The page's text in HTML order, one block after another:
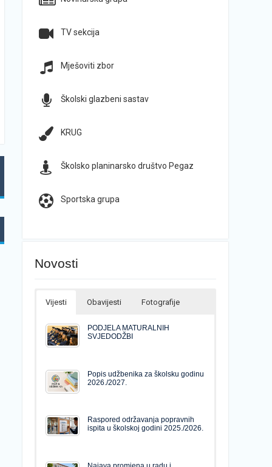
TV sekcija
Mješoviti zbor
Školski glazbeni sastav
KRUG
Školsko planinarsko društvo Pegaz
Sportska grupa
Novosti
Vijesti Obavijesti Fotografije
PODJELA MATURALNIH
SVJEDODŽBI
Popis udžbenika za školsku godinu
2026./2027.
Raspored održavanja popravnih
ispita u školskoj godini 2025./2026.
Najava promjena u radu i